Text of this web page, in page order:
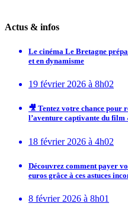
Actus & infos
Le cinéma Le Bretagne
et en dynamisme
19 février 2026 à 8h02
🎥 Tentez votre chance pour
l’aventure captivante du film
18 février 2026 à 4h02
Découvrez comment payer
euros grâce à ces astuces
8 février 2026 à 8h01